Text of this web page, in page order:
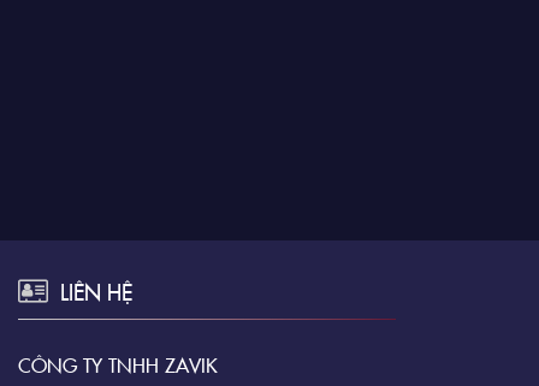
LIÊN HỆ
CÔNG TY TNHH ZAVIK